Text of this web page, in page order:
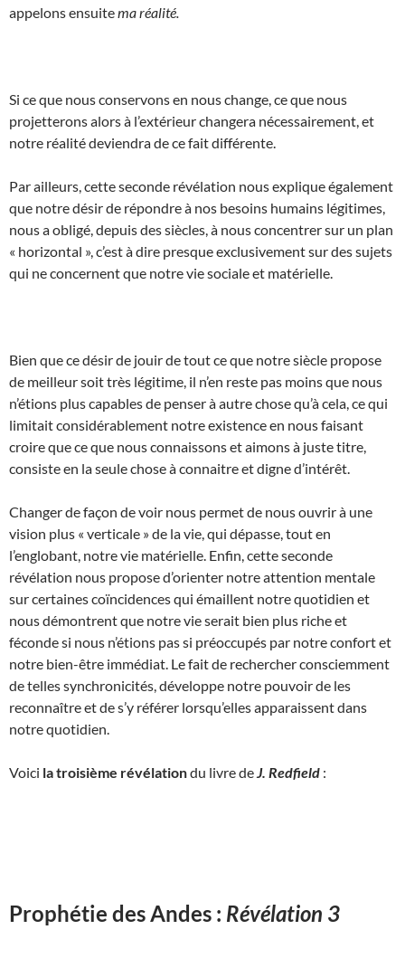
appelons ensuitema réalité.
Si ce que nous conservons en nous change, ce que nous
projetterons alors à l’extérieur changera nécessairement, et
notre réalité deviendra de ce fait différente.
Par ailleurs, cette seconde révélation nous explique également
que notre désir de répondre à nos besoins humains légitimes,
nous a obligé, depuis des siècles, à nous concentrer sur un plan
« horizontal », c’est à dire presque exclusivement sur des sujets
qui ne concernent que notre vie sociale et matérielle.
Bien que ce désir de jouir de tout ce que notre siècle propose
de meilleur soit très légitime, il n’en reste pas moins que nous
n’étions plus capables de penser à autre chose qu’à cela, ce qui
limitait considérablement notre existence en nous faisant
croire que ce que nous connaissons et aimons à juste titre,
consiste en la seule chose à connaitre et digne d’intérêt.
Changer de façon de voir nous permet de nous ouvrir à une
vision plus « verticale » de la vie, qui dépasse, tout en
l’englobant, notre vie matérielle. Enfin, cette seconde
révélation nous propose d’orienter notre attention mentale
sur certaines coïncidences qui émaillent notre quotidien et
nous démontrent que notre vie serait bien plus riche et
féconde si nous n’étions pas si préoccupés par notre confort et
notre bien-être immédiat. Le fait de rechercher consciemment
de telles synchronicités, développe notre pouvoir de les
reconnaître et de s’y référer lorsqu’elles apparaissent dans
notre quotidien.
Voici la troisième révélationdu livre de J. Redfield :
Prophétie des Andes : Révélation 3